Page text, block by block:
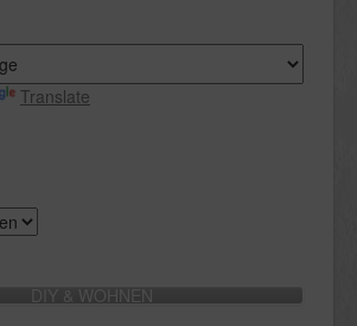
Translate
DIY & WOHNEN